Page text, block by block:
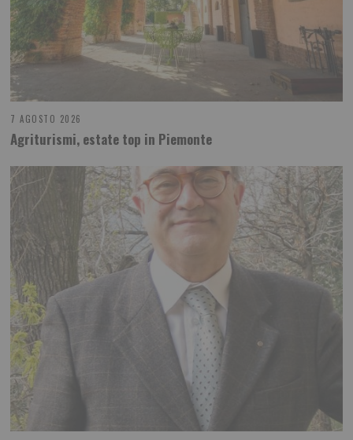
7 AGOSTO 2026
Agriturismi, estate top in Piemonte